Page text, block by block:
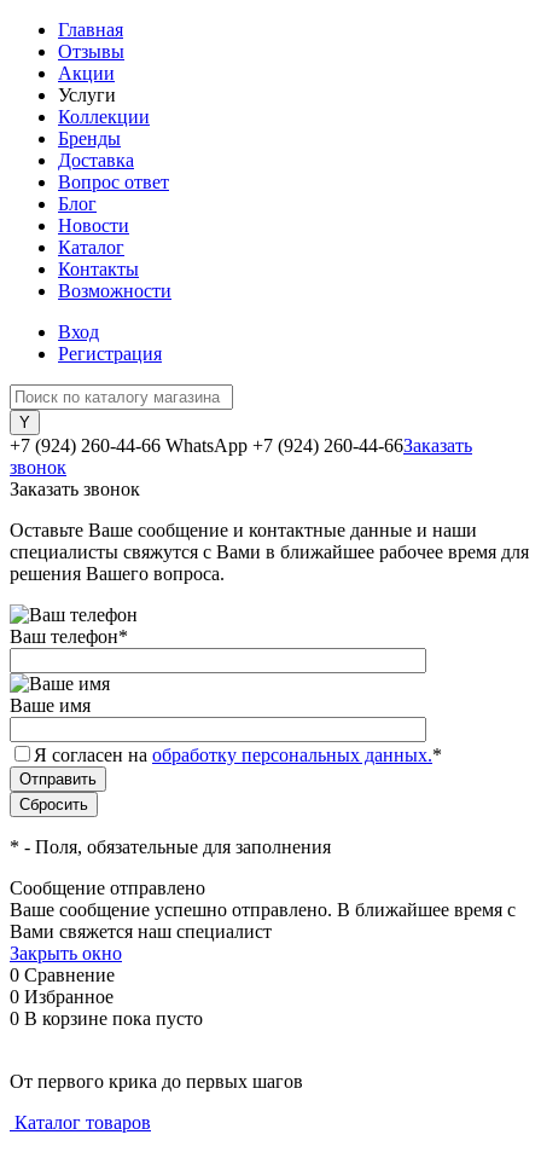
Главная
Отзывы
Акции
Услуги
Коллекции
Бренды
Доставка
Вопрос ответ
Блог
Новости
Каталог
Контакты
Возможности
Вход
Регистрация
+7 (924) 260-44-66 WhatsApp +7 (924) 260-44-66Заказать
звонок
Заказать звонок
Оставьте Ваше сообщение и контактные данные и наши
специалисты свяжутся с Вами в ближайшее рабочее время для
решения Вашего вопроса.
Ваш телефон*
Ваше имя
Я согласен на обработку персональных данных.*
* - Поля, обязательные для заполнения
Сообщение отправлено
Ваше сообщение успешно отправлено. В ближайшее время с
Вами свяжется наш специалист
Закрыть окно
0 Сравнение
0 Избранное
0 В корзине пока пусто
От первого крика до первых шагов
Каталог товаров